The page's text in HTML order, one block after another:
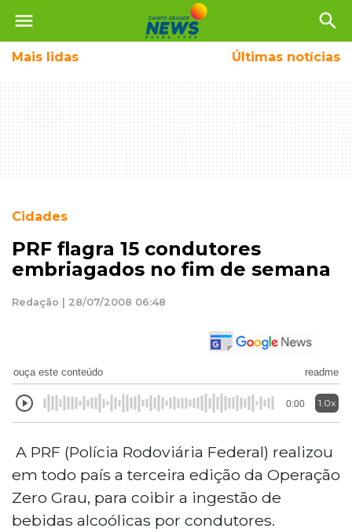
menu search
Mais lidas Últimas notícias
Cidades
PRF flagra 15 condutores
embriagados no fim de semana
Redação | 28/07/2008 06:48
ouça este conteúdo readme
0:00 1.0x
A PRF (Polícia Rodoviária Federal) realizou
em todo país a terceira edição da Operação
Zero Grau, para coibir a ingestão de
bebidas alcoólicas por condutores.